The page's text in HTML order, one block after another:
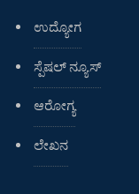
ಉದ್ಯೋಗ
ಸ್ಪೆಷಲ್ ನ್ಯೂಸ್
ಆರೋಗ್ಯ
ಲೇಖನ